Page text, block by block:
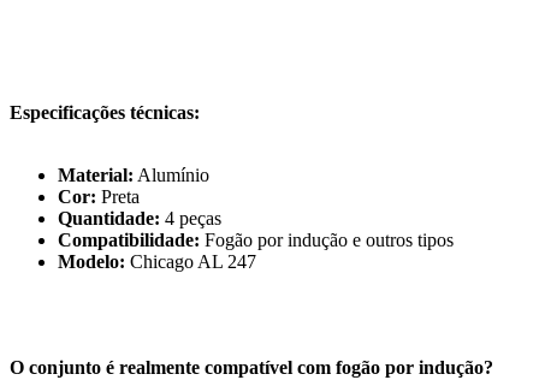
Especificações técnicas:
Material: Alumínio
Cor: Preta
Quantidade: 4 peças
Compatibilidade: Fogão por indução e outros tipos
Modelo: Chicago AL 247
O conjunto é realmente compatível com fogão por indução?